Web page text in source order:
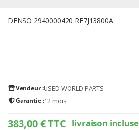
DENSO 2940000420 RF7J13800A
Vendeur :USED WORLD PARTS
Garantie :12 mois
383,00 € TTC livraison incluse